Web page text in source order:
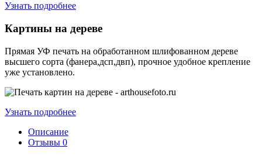
Узнать подробнее
Картины на дереве
Прямая УФ печать на обработанном шлифованном дереве
высшего сорта (фанера,дсп,двп), прочное удобное крепление
уже установлено.
Узнать подробнее
Описание
Отзывы 0